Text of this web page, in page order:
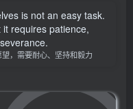
is not an easy task.
requires patience,
，需要耐心、坚持和毅力